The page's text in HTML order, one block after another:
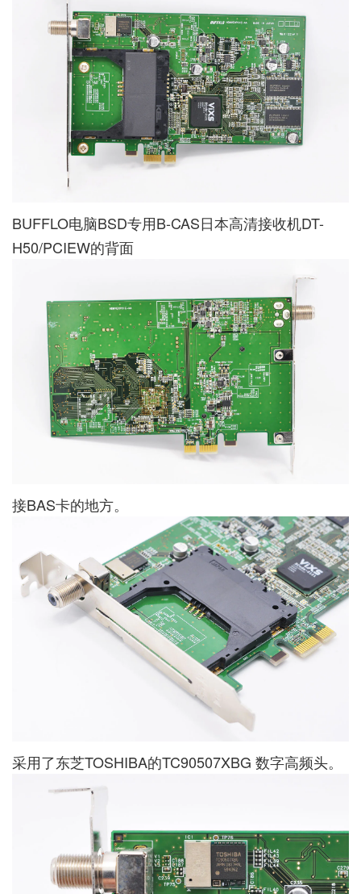
BUFFLO电脑BSD专用B-CAS日本高清接收机DT-
H50/PCIEW的背面
接BAS卡的地方。
采用了东芝TOSHIBA的TC90507XBG 数字高频头。